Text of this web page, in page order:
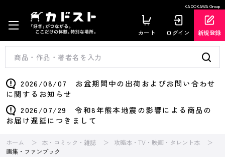
KADOKAWA Group
カート ログイン 新規登録
2026/08/07 お盆期間中の出荷およびお問い合わせ
に関するお知らせ
2026/07/29 令和8年熊本地震の影響による商品の
お届け遅延につきまして
ホーム 本・コミック・雑誌
攻略本・TV・映画・タレント本
画集・ファンブック